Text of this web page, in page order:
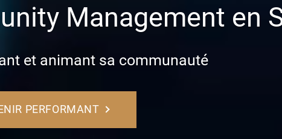
Management en
et animant sa communauté
PERFORMANT